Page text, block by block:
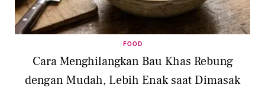
FOOD
Cara Menghilangkan Bau Khas Rebung
dengan Mudah, Lebih Enak saat Dimasak